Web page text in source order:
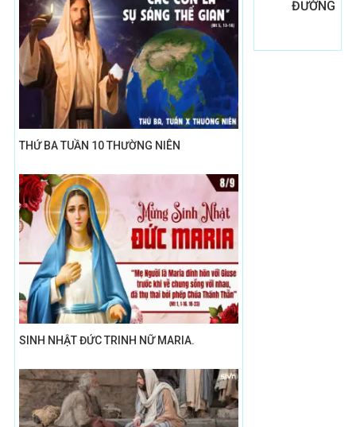
THỨ BA TUẦN 10 THƯỜNG NIÊN
SINH NHẬT ĐỨC TRINH NỮ MARIA.
ĐƯỜNG